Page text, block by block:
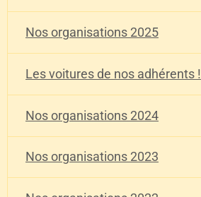
Nos organisations 2025
Les voitures de nos adhérents !
Nos organisations 2024
Nos organisations 2023